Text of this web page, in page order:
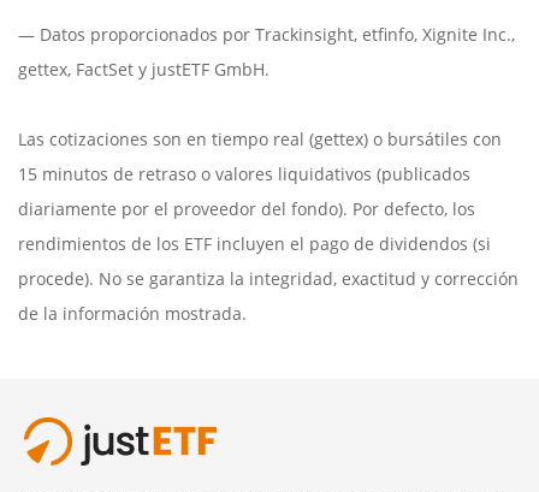
— Datos proporcionados por Trackinsight, etfinfo, Xignite Inc.,
gettex, FactSet y justETF GmbH.
Las cotizaciones son en tiempo real (gettex) o bursátiles con
15 minutos de retraso o valores liquidativos (publicados
diariamente por el proveedor del fondo). Por defecto, los
rendimientos de los ETF incluyen el pago de dividendos (si
procede). No se garantiza la integridad, exactitud y corrección
de la información mostrada.